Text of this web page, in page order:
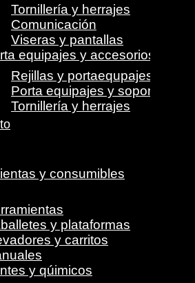
Tornillería y herrajes
Comunicación
Viseras y pantallas
equipajes y accesorios
Rejillas y portaequpajes
Porta equipajes y soportes
Tornillería y herrajes
y consumibles
y plataformas
y carritos
y qúimicos